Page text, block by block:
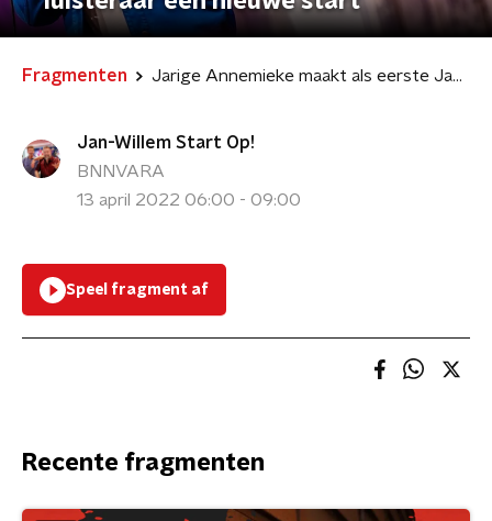
Fragmenten Jarige Annemieke maakt als eerste Jan-Willem Start Op! luisteraar een nieuwe start
Jan-Willem Start Op!
BNNVARA
13 april 2022 06:00 - 09:00
Speel fragment af
Recente fragmenten